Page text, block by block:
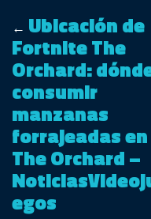
← Ubicación de
Fortnite The
Orchard:
consumir
manzanas
forrajeadas en
The Orchard –
egos